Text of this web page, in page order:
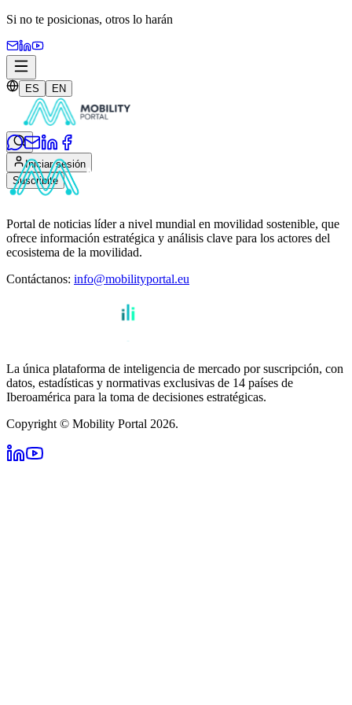
Si no te posicionas, otros lo harán
ES EN
Iniciar sesión
Suscribite
Portal de noticias líder a nivel mundial en movilidad sostenible, que
ofrece información estratégica y análisis clave para los actores del
ecosistema de la movilidad.
Contáctanos: info@mobilityportal.eu
La única plataforma de inteligencia de mercado por suscripción, con
datos, estadísticas y normativas exclusivas de 14 países de
Iberoamérica para la toma de decisiones estratégicas.
Copyright © Mobility Portal 2026.